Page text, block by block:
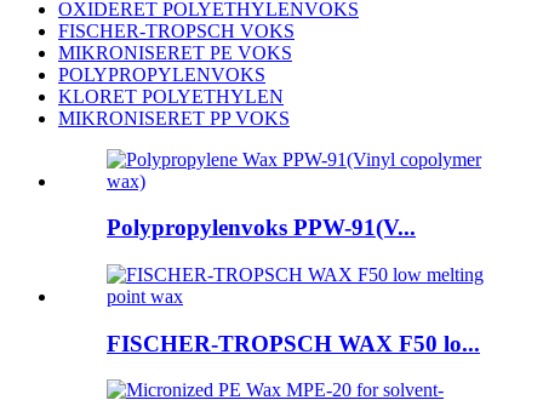
OXIDERET POLYETHYLENVOKS
FISCHER-TROPSCH VOKS
MIKRONISERET PE VOKS
POLYPROPYLENVOKS
KLORET POLYETHYLEN
MIKRONISERET PP VOKS
Polypropylenvoks PPW-91(V...
FISCHER-TROPSCH WAX F50 lo...